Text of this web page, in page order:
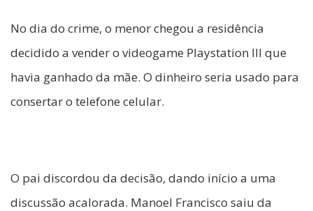
No dia do crime, o menor chegou a residência
decidido a vender o videogame Playstation III que
havia ganhado da mãe. O dinheiro seria usado para
consertar o telefone celular.
O pai discordou da decisão, dando início a uma
discussão acalorada. Manoel Francisco saiu da